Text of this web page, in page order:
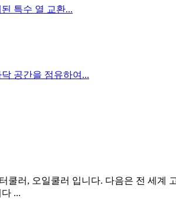
특수 열 교환...
공간을 점유하여...
러, 오일쿨러 입니다. 다음은 전 세계
...